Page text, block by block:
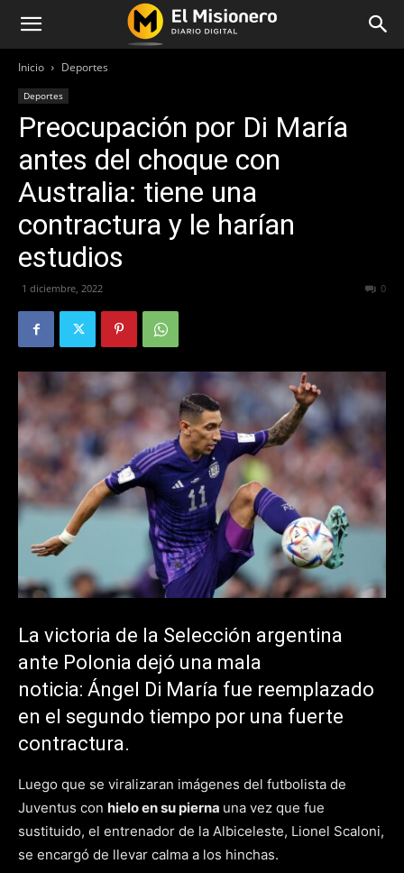
Inicio Deportes
Deportes
Preocupación por Di María
antes del choque con
Australia: tiene una
contractura y le harían
estudios
1 diciembre, 2022 0
La victoria de la Selección argentina
ante Polonia dejó una mala
noticia: Ángel Di María fue reemplazado
en el segundo tiempo por una fuerte
contractura.
Luego que se viralizaran imágenes del futbolista de
Juventus con hielo en su pierna una vez que fue
sustituido, el entrenador de la Albiceleste, Lionel Scaloni,
se encargó de llevar calma a los hinchas.